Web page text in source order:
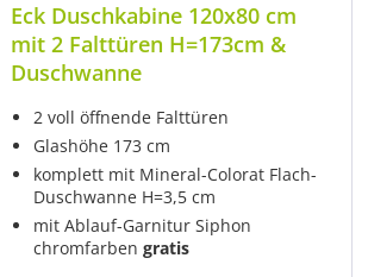
Eck Duschkabine 120x80 cm
mit 2 Falttüren H=173cm &
Duschwanne
2 voll öffnende Falttüren
Glashöhe 173 cm
komplett mit Mineral-Colorat Flach-
Duschwanne H=3,5 cm
mit Ablauf-Garnitur Siphon
chromfarben gratis